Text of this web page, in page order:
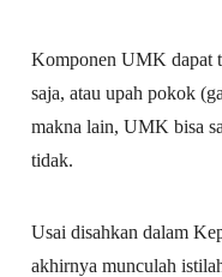
Komponen UMK dapat
saja, atau upah pokok
makna lain, UMK bisa
tidak.
Usai disahkan dalam
akhirnya munculah